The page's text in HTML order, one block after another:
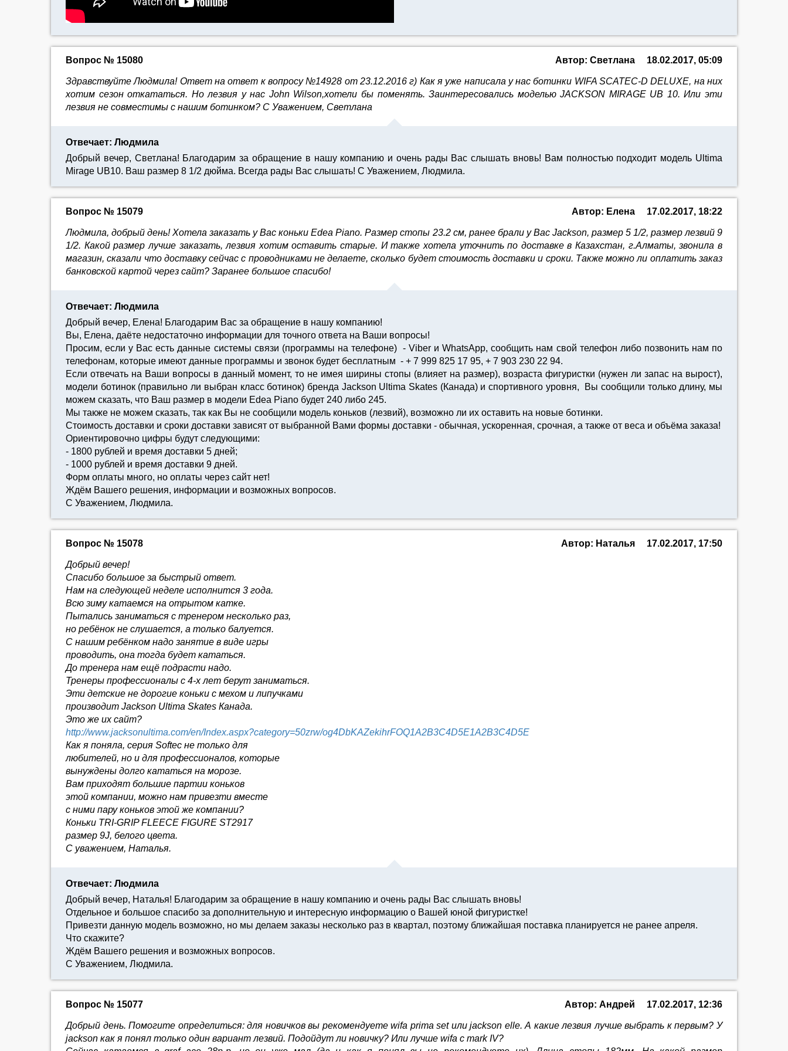
Вопрос № 15080 Автор: Светлана 18.02.2017, 05:09
Здравствуйте Людмила! Ответ на ответ к вопросу №14928 от 23.12.2016 г) Как я уже написала у нас ботинки WIFA SCATEC-D DELUXE, на них
хотим сезон откататься. Но лезвия у нас John Wilson,хотели бы поменять. Заинтересовались моделью JACKSON MIRAGE UB 10. Или эти
лезвия не совместимы с нашим ботинком? С Уважением, Светлана
Отвечает: Людмила
Добрый вечер, Светлана! Благодарим за обращение в нашу компанию и очень рады Вас слышать вновь! Вам полностью подходит модель Ultima
Mirage UB10. Ваш размер 8 1/2 дюйма. Всегда рады Вас слышать! С Уважением, Людмила.
Вопрос № 15079 Автор: Елена 17.02.2017, 18:22
Людмила, добрый день! Хотела заказать у Вас коньки Edea Piano. Размер стопы 23.2 см, ранее брали у Вас Jackson, размер 5 1/2, размер лезвий 9
1/2. Какой размер лучше заказать, лезвия хотим оставить старые. И также хотела уточнить по доставке в Казахстан, г.Алматы, звонила в
магазин, сказали что доставку сейчас с проводниками не делаете, сколько будет стоимость доставки и сроки. Также можно ли оплатить заказ
банковской картой через сайт? Заранее большое спасибо!
Отвечает: Людмила
Добрый вечер, Елена! Благодарим Вас за обращение в нашу компанию!
Вы, Елена, даёте недостаточно информации для точного ответа на Ваши вопросы!
Просим, если у Вас есть данные системы связи (программы на телефоне) - Viber и WhatsApp, сообщить нам свой телефон либо позвонить нам по
телефонам, которые имеют данные программы и звонок будет бесплатным - + 7 999 825 17 95, + 7 903 230 22 94.
Если отвечать на Ваши вопросы в данный момент, то не имея ширины стопы (влияет на размер), возраста фигуристки (нужен ли запас на вырост),
модели ботинок (правильно ли выбран класс ботинок) бренда Jackson Ultima Skates (Канада) и спортивного уровня, Вы сообщили только длину, мы
можем сказать, что Ваш размер в модели Edea Piano будет 240 либо 245.
Мы также не можем сказать, так как Вы не сообщили модель коньков (лезвий), возможно ли их оставить на новые ботинки.
Стоимость доставки и сроки доставки зависят от выбранной Вами формы доставки - обычная, ускоренная, срочная, а также от веса и объёма заказа!
Ориентировочно цифры будут следующими:
- 1800 рублей и время доставки 5 дней;
- 1000 рублей и время доставки 9 дней.
Форм оплаты много, но оплаты через сайт нет!
Ждём Вашего решения, информации и возможных вопросов.
С Уважением, Людмила.
Вопрос № 15078 Автор: Наталья 17.02.2017, 17:50
Добрый вечер!
Спасибо большое за быстрый ответ.
Нам на следующей неделе исполнится 3 года.
Всю зиму катаемся на отрытом катке.
Пытались заниматься с тренером несколько раз,
но ребёнок не слушается, а только балуется.
С нашим ребёнком надо занятие в виде игры
проводить, она тогда будет кататься.
До тренера нам ещё подрасти надо.
Тренеры профессионалы с 4-х лет берут заниматься.
Эти детские не дорогие коньки с мехом и липучками
производит Jackson Ultima Skates Канада.
Это же их сайт?
http://www.jacksonultima.com/en/Index.aspx?category=50zrw/og4DbKAZekihrFOQ1A2B3C4D5E1A2B3C4D5E
Как я поняла, серия Softec не только для
любителей, но и для профессионалов, которые
вынуждены долго кататься на морозе.
Вам приходят большие партии коньков
этой компании, можно нам привезти вместе
с ними пару коньков этой же компании?
Коньки TRI-GRIP FLEECE FIGURE ST2917
размер 9J, белого цвета.
С уважением, Наталья.
Отвечает: Людмила
Добрый вечер, Наталья! Благодарим за обращение в нашу компанию и очень рады Вас слышать вновь!
Отдельное и большое спасибо за дополнительную и интересную информацию о Вашей юной фигуристке!
Привезти данную модель возможно, но мы делаем заказы несколько раз в квартал, поэтому ближайшая поставка планируется не ранее апреля.
Что скажите?
Ждём Вашего решения и возможных вопросов.
С Уважением, Людмила.
Вопрос № 15077 Автор: Андрей 17.02.2017, 12:36
Добрый день. Помогите определиться: для новичков вы рекомендуете wifa prima set или jackson elle. А какие лезвия лучше выбрать к первым? У
jackson как я понял только один вариант лезвий. Подойдут ли новичку? Или лучше wifa с mark IV?